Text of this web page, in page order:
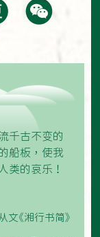
千古不变的
船板，使我
类的哀乐！
文《湘行书简》